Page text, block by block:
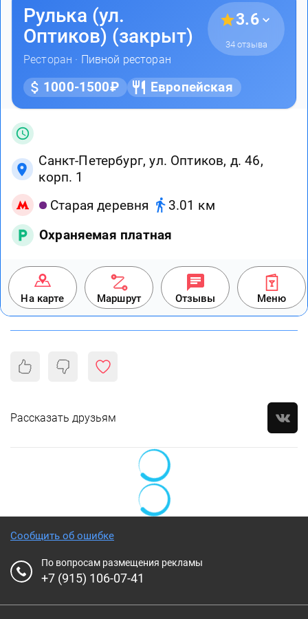
Рулька (ул.
Оптиков) (закрыт)
Ресторан · Пивной ресторан
3.6
34 отзыва
1000-1500₽ Европейская
Санкт-Петербург, ул. Оптиков, д. 46,
корп. 1
Старая деревня
3.01 км
Охраняемая платная
На карте Маршрут Отзывы Меню
Рассказать друзьям
Сообщить об ошибке
По вопросам размещения рекламы
+7 (915) 106-07-41